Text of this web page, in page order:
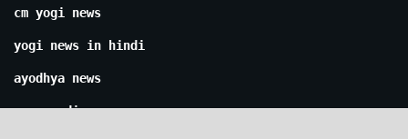
cm yogi news
yogi news in hindi
ayodhya news
ram mandir news